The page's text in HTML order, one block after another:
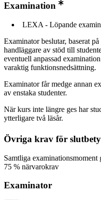
Examination
LEXA - Löpande
Examinator beslutar, baserat
handläggare av stöd till
eventuell anpassad
varaktig funktionsnedsättning.
Examinator får medge annan
av enstaka studenter.
När kurs inte längre ges har
ytterligare två läsår.
Övriga krav för
Samtliga examinationsmoment
75 % närvarokrav
Examinator